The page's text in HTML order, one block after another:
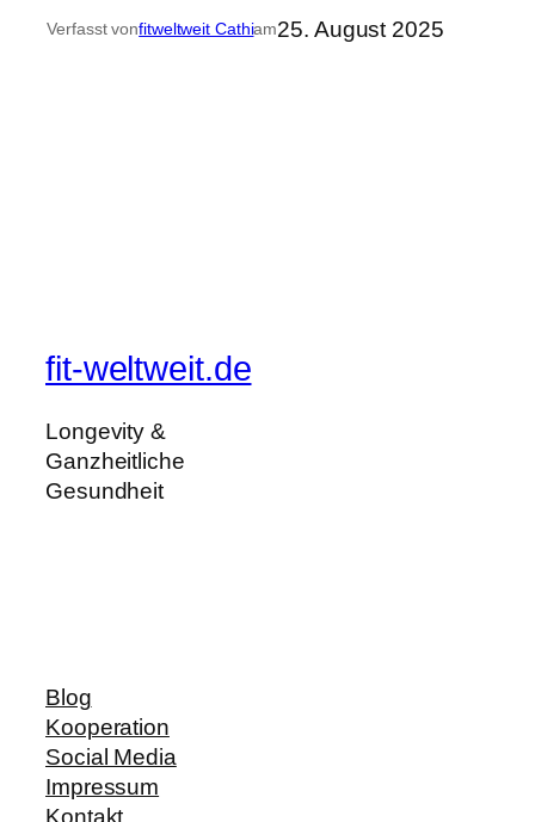
Verfasst vonfitweltweit Cathiam25. August 2025
fit-weltweit.de
Longevity &
Ganzheitliche
Gesundheit
Blog
Kooperation
Social Media
Impressum
Kontakt